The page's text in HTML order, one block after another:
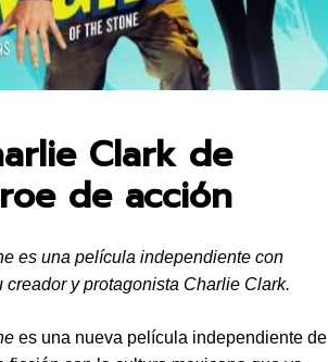
Clark de
de acción
es una película independiente con
y protagonista Charlie Clark.
es una nueva película independiente de